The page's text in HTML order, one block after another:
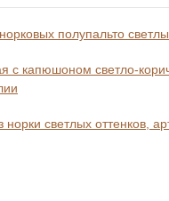
полупальто
с капюшоном светло-
норки светлых оттенков,